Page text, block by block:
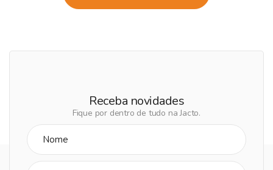
Receba novidades
Fique por dentro de tudo na Jacto.